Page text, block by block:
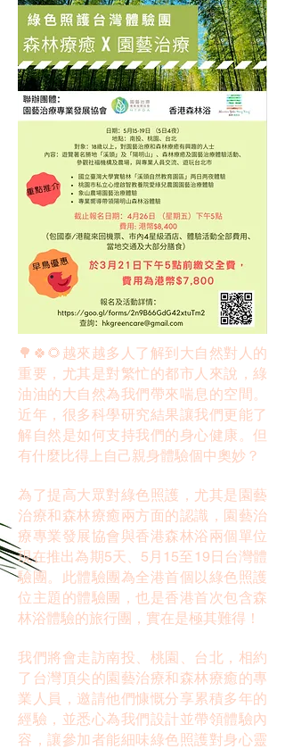
🌳🍀🌻越來越多人了解到大自然對人的
重要，尤其是對繁忙的都市人來說，綠
油油的大自然為我們帶來喘息的空間。
近年，很多科學研究結果讓我們更能了
解自然是如何支持我們的身心健康。但
有什麼比得上自己親身體驗個中奧妙？
為了提高大眾對綠色照護，尤其是園藝
治療和森林療癒兩方面的認識，園藝治
療專業發展協會與香港森林浴兩個單位
現在推出為期5天、5月15至19日台灣體
驗團。此體驗團為全港首個以綠色照護
位主題的體驗團，也是香港首次包含森
林浴體驗的旅行團，實在是極其難得！
我們將會走訪南投、桃園、台北，相約
了台灣頂尖的園藝治療和森林療癒的專
業人員，邀請他們慷慨分享累積多年的
經驗，並悉心為我們設計並帶領體驗內
容，讓參加者能細味綠色照護對身心靈